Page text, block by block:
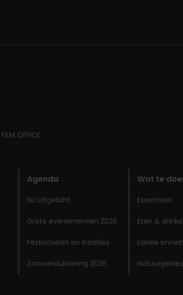
FILM OFFICE
Agenda
Nu Uitgelicht
Grote evenementen 2026
Festiviteiten en tradities
Zonsverduistering 2026
Wat te
Essentieel
Eten &
Lokale